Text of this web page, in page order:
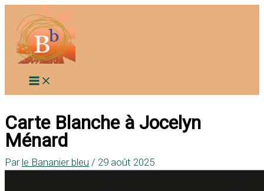
contenu
Carte Blanche à Jocelyn
Ménard
Par le Bananier bleu / 29 août 2025